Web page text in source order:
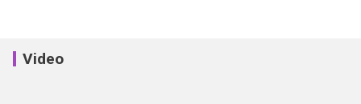
Video